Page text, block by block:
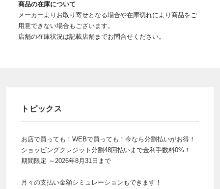
商品の在庫について
メーカーよりお取り寄せとなる場合や在庫切れにより商品をご
用意できない場合もございます。
店舗の在庫状況は記載店舗までお問合せください。
トピックス
お店で買っても！WEBで買っても！今なら分割払いがお得！
ショッピングクレジット分割48回払いまで金利手数料0%！
期間限定 ～2026年8月31日まで
月々の支払い金額シミュレーションもできます！